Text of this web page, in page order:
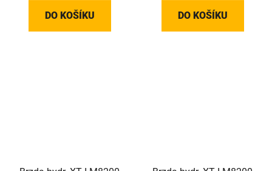
DO KOŠÍKU DO KOŠÍKU